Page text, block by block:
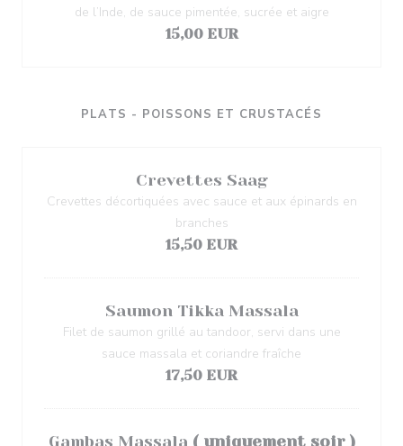
de l’Inde, de sauce pimentée, sucrée et aigre
15,00 EUR
PLATS - POISSONS ET CRUSTACÉS
Crevettes Saag
Crevettes décortiquées avec sauce et aux épinards en
branches
15,50 EUR
Saumon Tikka Massala
Filet de saumon grillé au tandoor, servi dans une
sauce massala et coriandre fraîche
17,50 EUR
Gambas Massala ( uniquement soir )